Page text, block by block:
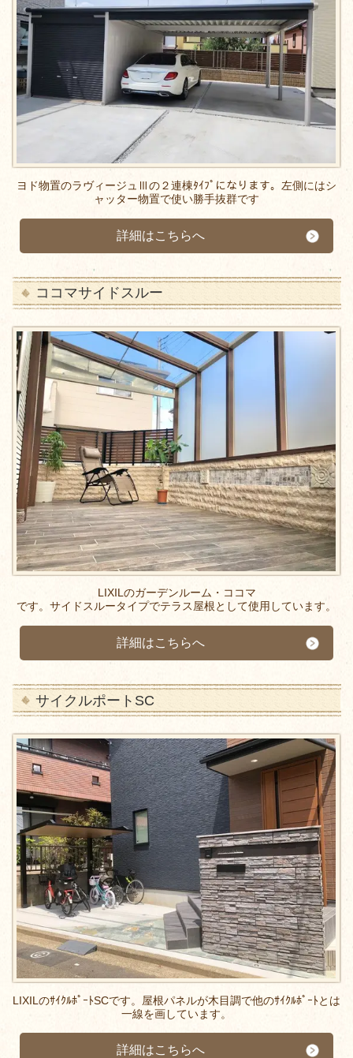
ヨド物置のラヴィージュⅢの２連棟ﾀｲﾌﾟになります。左側にはシ
ャッター物置で使い勝手抜群です
詳細はこちらへ
ココマサイドスルー
LIXILのガーデンルーム・ココマ
です。サイドスルータイプでテラス屋根として使用しています。
詳細はこちらへ
サイクルポートSC
LIXILのｻｲｸﾙﾎﾟｰﾄSCです。屋根パネルが木目調で他のｻｲｸﾙﾎﾟｰﾄとは
一線を画しています。
詳細はこちらへ